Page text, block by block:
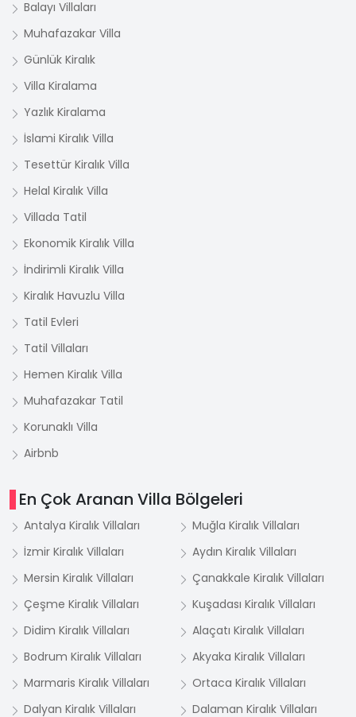
Balayı Villaları
Muhafazakar Villa
Günlük Kiralık
Villa Kiralama
Yazlık Kiralama
İslami Kiralık Villa
Tesettür Kiralık Villa
Helal Kiralık Villa
Villada Tatil
Ekonomik Kiralık Villa
İndirimli Kiralık Villa
Kiralık Havuzlu Villa
Tatil Evleri
Tatil Villaları
Hemen Kiralık Villa
Muhafazakar Tatil
Korunaklı Villa
Airbnb
En Çok Aranan Villa Bölgeleri
Antalya Kiralık Villaları
Muğla Kiralık Villaları
İzmir Kiralık Villaları
Aydın Kiralık Villaları
Mersin Kiralık Villaları
Çanakkale Kiralık Villaları
Çeşme Kiralık Villaları
Kuşadası Kiralık Villaları
Didim Kiralık Villaları
Alaçatı Kiralık Villaları
Bodrum Kiralık Villaları
Akyaka Kiralık Villaları
Marmaris Kiralık Villaları
Ortaca Kiralık Villaları
Dalyan Kiralık Villaları
Dalaman Kiralık Villaları